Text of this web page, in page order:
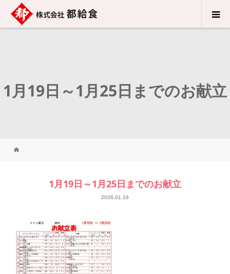
1月19日～1月25日までのお献立
1月19日～1月25日までのお献立
2026.01.16